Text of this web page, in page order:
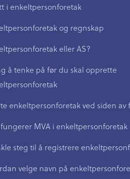
i enkeltpersonforetak
og regnskap
eller AS?
å tenke på før du skal opprette
enkeltpersonforetak ved siden av
MVA i enkeltpersonforetak
steg til å registrere
velge navn på